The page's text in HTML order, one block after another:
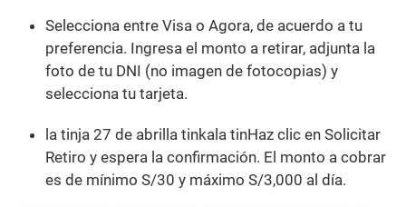
Selecciona entre Visa o Agora, de acuerdo a tu
preferencia. Ingresa el monto a retirar, adjunta la
foto de tu DNI (no imagen de fotocopias) y
selecciona tu tarjeta.
la tinja 27 de abrilla tinkala tinHaz clic en Solicitar
Retiro y espera la confirmación. El monto a cobrar
es de mínimo S/30 y máximo S/3,000 al día.